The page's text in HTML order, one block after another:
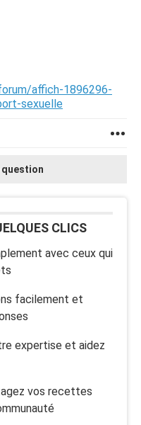
affich-1896296-
sexuelle
question
CLICS
avec ceux qui
facilement et
expertise et aidez
vos recettes